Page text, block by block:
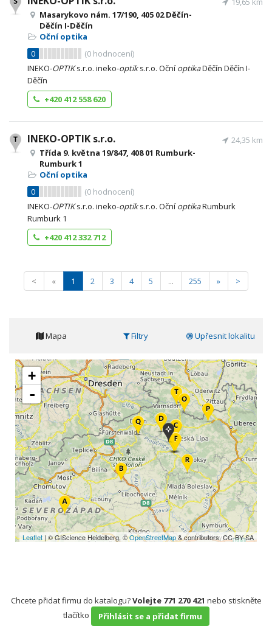
Masarykovo nám. 17/190, 405 02 Děčín-
Děčín I-Děčín
Oční optika
0
(0 hodnocení)
INEKO-OPTIKs.r.o. ineko-optiks.r.o. Oční optikaDěčín Děčín I-
Děčín
+420 412 558 620
INEKO-OPTIK s.r.o.
Třída 9. května 19/847, 408 01 Rumburk-
Rumburk 1
Oční optika
0
(0 hodnocení)
24,35 km
INEKO-OPTIKs.r.o. ineko-optiks.r.o. Oční optikaRumburk
Rumburk 1
+420 412 332 712
< « 1 2 3 4 5 ... 255 » >
Mapa Filtry Upřesnit lokalitu
+
-
Leaflet | © GIScience Heidelberg, ©OpenStreetMap& contributors, CC-BY-SA
Chcete přidat firmu do katalogu?Volejte 771 270 421 nebo stiskněte
tlačítko
Přihlásit se a přidat firmu